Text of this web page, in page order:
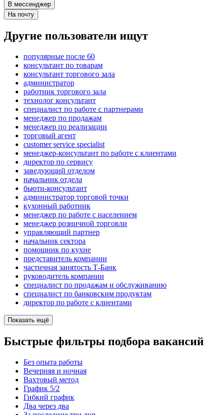
В мессенджер
На почту
Другие пользователи ищут
популярные после 60
консультант по товарам
консультант торгового зала
администратор
работник торгового зала
технолог консультант
специалист по работе с партнерами
менеджер по продажам
менеджер по реализации
торговый агент
customer service specialist
менеджер-консультант по работе с клиентами
директор по сервису
заведующий отделом
начальник отдела
бьюти-консультант
администратор торговой точки
кухонный работник
менеджер по работе с населением
менеджер розничной торговли
управляющий партнер
начальник сектора
помощник по кухне
представитель компании
частичная занятость Т-Банк
руководитель компании
специалист по продажам и обслуживанию
специалист по банковским продуктам
директор по работе с клиентами
Показать ещё
Быстрые фильтры подбора вакансий
Без опыта работы
Вечерняя и ночная
Вахтовый метод
График 5/2
Гибкий график
Два через два